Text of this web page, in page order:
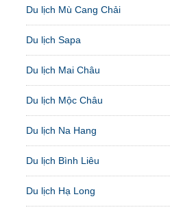
Du lịch Mù Cang Chải
Du lịch Sapa
Du lịch Mai Châu
Du lịch Mộc Châu
Du lịch Na Hang
Du lịch Bình Liêu
Du lịch Hạ Long